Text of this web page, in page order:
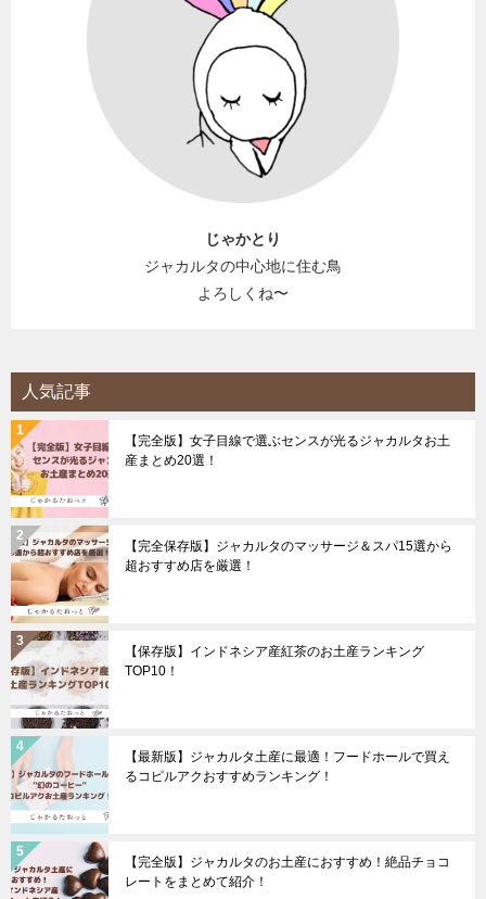
じゃかとり
ジャカルタの中心地に住む鳥
よろしくね〜
人気記事
【完全版】女子目線で選ぶセンスが光るジャカルタお土
産まとめ20選！
【完全保存版】ジャカルタのマッサージ＆スパ15選から
超おすすめ店を厳選！
【保存版】インドネシア産紅茶のお土産ランキング
TOP10！
【最新版】ジャカルタ土産に最適！フードホールで買え
るコピルアクおすすめランキング！
【完全版】ジャカルタのお土産におすすめ！絶品チョコ
レートをまとめて紹介！